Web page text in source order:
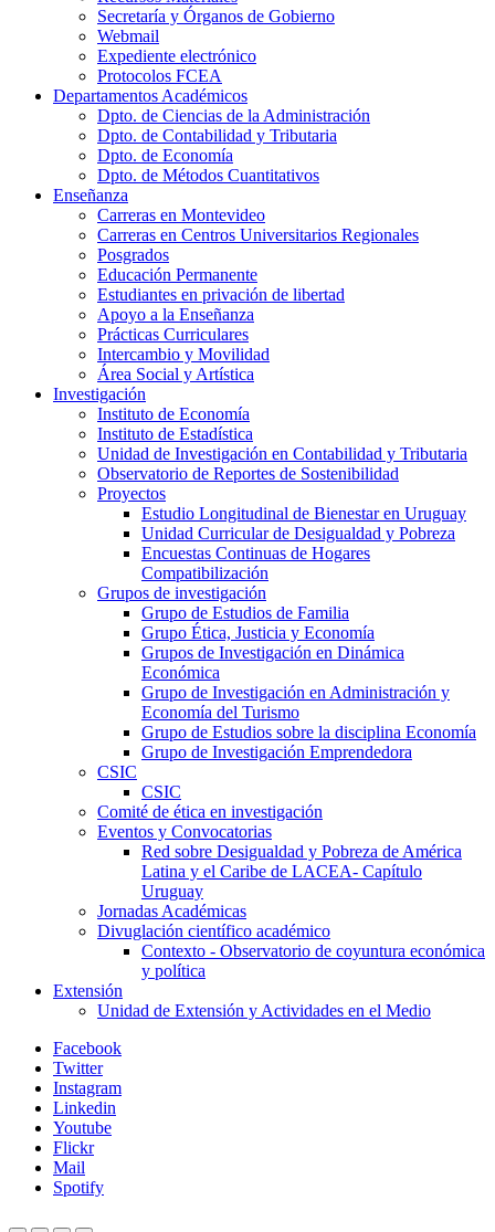
Secretaría y Órganos de Gobierno
Webmail
Expediente electrónico
Protocolos FCEA
Departamentos Académicos
Dpto. de Ciencias de la Administración
Dpto. de Contabilidad y Tributaria
Dpto. de Economía
Dpto. de Métodos Cuantitativos
Enseñanza
Carreras en Montevideo
Carreras en Centros Universitarios Regionales
Posgrados
Educación Permanente
Estudiantes en privación de libertad
Apoyo a la Enseñanza
Prácticas Curriculares
Intercambio y Movilidad
Área Social y Artística
Investigación
Instituto de Economía
Instituto de Estadística
Unidad de Investigación en Contabilidad y Tributaria
Observatorio de Reportes de Sostenibilidad
Proyectos
Estudio Longitudinal de Bienestar en Uruguay
Unidad Curricular de Desigualdad y Pobreza
Encuestas Continuas de Hogares
Compatibilización
Grupos de investigación
Grupo de Estudios de Familia
Grupo Ética, Justicia y Economía
Grupos de Investigación en Dinámica
Económica
Grupo de Investigación en Administración y
Economía del Turismo
Grupo de Estudios sobre la disciplina Economía
Grupo de Investigación Emprendedora
CSIC
CSIC
Comité de ética en investigación
Eventos y Convocatorias
Red sobre Desigualdad y Pobreza de América
Latina y el Caribe de LACEA- Capítulo
Uruguay
Jornadas Académicas
Divuglación científico académico
Contexto - Observatorio de coyuntura económica
y política
Extensión
Unidad de Extensión y Actividades en el Medio
Facebook
Twitter
Instagram
Linkedin
Youtube
Flickr
Mail
Spotify